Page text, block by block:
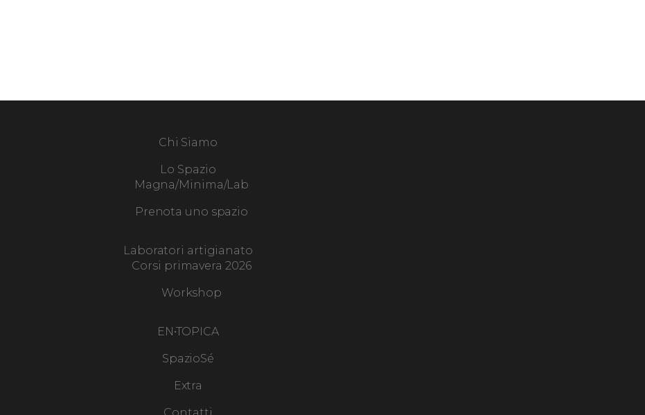
Chi Siamo
Lo Spazio
Magna/Minima/Lab
Prenota uno spazio
Laboratori artigianato
Corsi primavera 2026
Workshop
EN•TOPICA
SpazioSé
Extra